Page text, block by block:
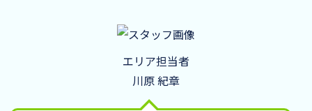
エリア担当者
川原 紀章